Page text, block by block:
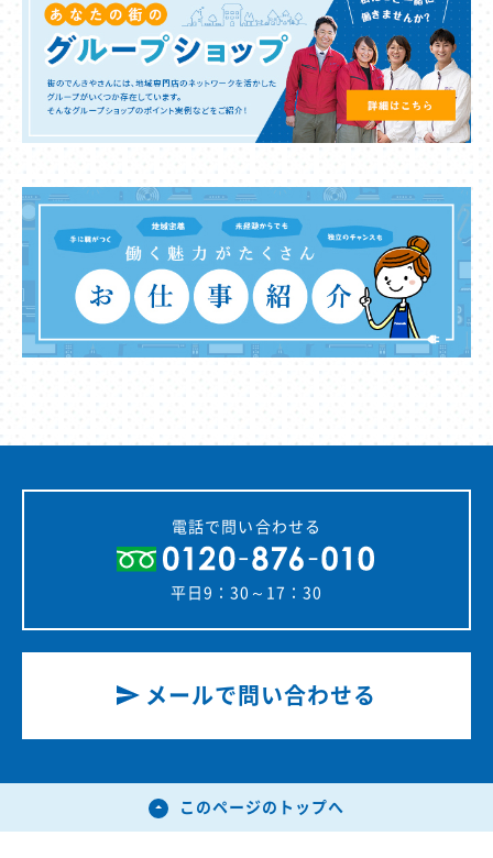
電話で問い合わせる
平日9：30～17：30
メールで問い合わせる
このページのトップへ